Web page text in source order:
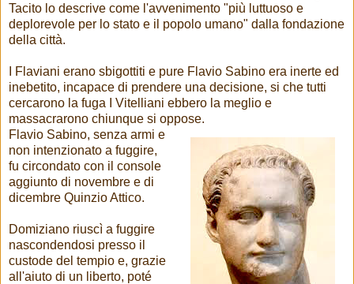
Tacito lo descrive come l'avvenimento "più luttuoso e
deplorevole per lo stato e il popolo umano" dalla fondazione
della città.
I Flaviani erano sbigottiti e pure Flavio Sabino era inerte ed
inebetito, incapace di prendere una decisione, si che tutti
cercarono la fuga I Vitelliani ebbero la meglio e
massacrarono chiunque si oppose.
Flavio Sabino, senza armi e
non intenzionato a fuggire,
fu circondato con il console
aggiunto di novembre e di
dicembre Quinzio Attico.
Domiziano riuscì a fuggire
nascondendosi presso il
custode del tempio e, grazie
all'aiuto di un liberto, poté